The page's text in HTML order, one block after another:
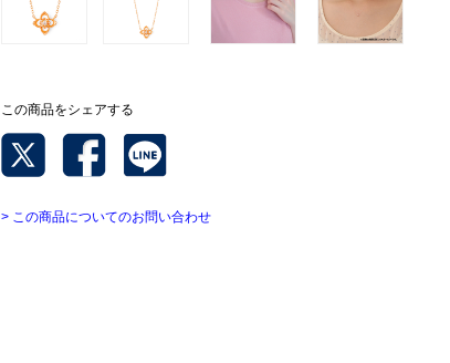
この商品をシェアする
> この商品についてのお問い合わせ